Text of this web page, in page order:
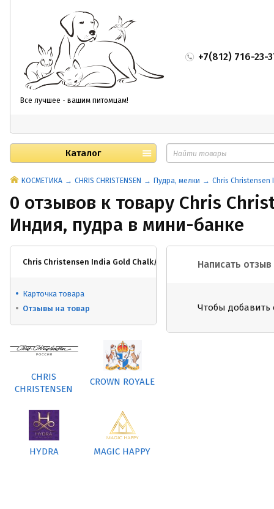
Все лучшее - вашим питомцам!
+7(812) 716-23-
Каталог
КОСМЕТИКА CHRIS CHRISTENSEN Пудра, мелки Chris
0 отзывов к товару Chris
Индия, пудра в мини-банке
Chris Christensen India Gold Chalk/Золотая Индия, пудра в
Карточка товара
Отзывы на товар
CHRIS
CHRISTENSEN
CROWN ROYALE
HYDRA MAGIC HAPPY
Написать отзыв
Чтобы добавить